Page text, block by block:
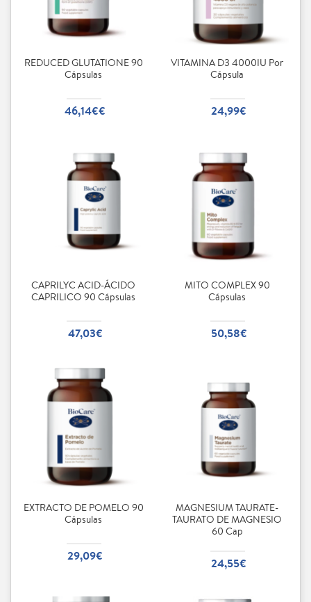
REDUCED GLUTATIONE 90
Cápsulas
46,14€€
VITAMINA D3 4000IU Por
Cápsula
24,99€
CAPRILYC ACID-ÁCIDO
CAPRILICO 90 Cápsulas
47,03€
MITO COMPLEX 90
Cápsulas
50,58€
EXTRACTO DE POMELO 90
Cápsulas
29,09€
MAGNESIUM TAURATE-
TAURATO DE MAGNESIO
60 Cap
24,55€